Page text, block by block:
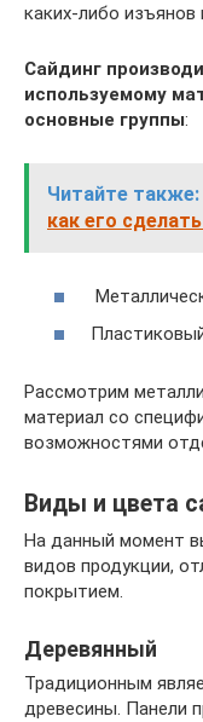
каких-либо изъянов
Сайдинг
используемому
основные группы:
Читайте также:
как его
Рассмотрим
материал со
возможностями
Виды и цвета
На данный момент
видов продукции,
покрытием.
Деревянный
Традиционным
древесины. Панели